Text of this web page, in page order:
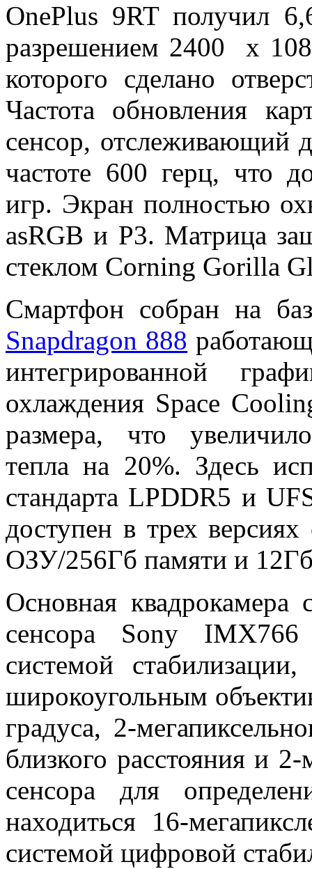
OnePlus 9RT получил
разрешением 2400 х
которого сделано
Частота обновления
сенсор, отслеживающий
частоте 600 герц, что
игр. Экран полностью
аsRGB и P3. Матрица
стеклом Corning Gorilla
Смартфон собран на
Snapdragon 888
интегрированной
охлаждения Space
размера, что
тепла на 20%. Здесь
стандарта LPDDR5 и
доступен в трех
ОЗУ/256Гб памяти и
Основная квадрокамера
сенсора Sony
системой
широкоугольным
градуса, 2-
близкого расстояния и
сенсора для
находиться 16-
системой цифровой